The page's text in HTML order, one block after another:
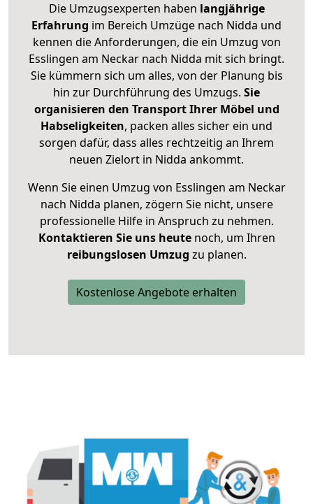
Die Umzugsexperten haben langjährige
Erfahrung im Bereich Umzüge nach Nidda und
kennen die Anforderungen, die ein Umzug von
Esslingen am Neckar nach Nidda mit sich bringt.
Sie kümmern sich um alles, von der Planung bis
hin zur Durchführung des Umzugs. Sie
organisieren den Transport Ihrer Möbel und
Habseligkeiten, packen alles sicher ein und
sorgen dafür, dass alles rechtzeitig an Ihrem
neuen Zielort in Nidda ankommt.
Wenn Sie einen Umzug von Esslingen am Neckar
nach Nidda planen, zögern Sie nicht, unsere
professionelle Hilfe in Anspruch zu nehmen.
Kontaktieren Sie uns heutenoch, um Ihren
reibungslosen Umzug zu planen.
Kostenlose Angebote erhalten